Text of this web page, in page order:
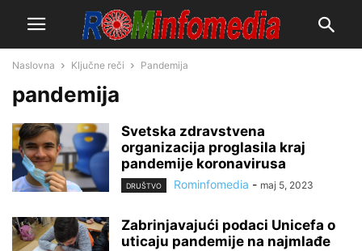
Naslovna Ključne reči Pandemija
pandemija
Svetska zdravstvena
organizacija proglasila kraj
pandemije koronavirusa
DRUŠTVO Rominfomedia - maj 5, 2023
Zabrinjavajući podaci Unicefa o
uticaju pandemije na najmlađe